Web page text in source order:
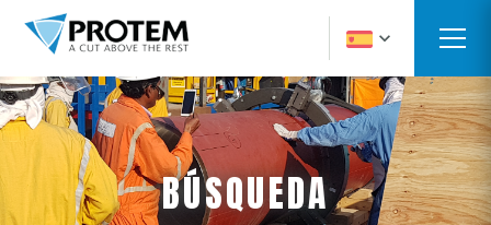
BÚSQUEDA